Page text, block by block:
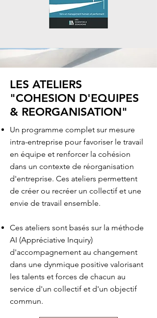
LES ATELIERS
"COHESION D'EQUIPES
& REORGANISATION"
Un programme complet sur mesure
intra-entreprise pour favoriser le travail
en équipe et renforcer la cohésion
dans un contexte de réorganisation
d'entreprise. Ces ateliers permettent
de créer ou recréer un collectif et une
envie de travail ensemble.
Ces ateliers sont basés sur la méthode
AI (Appréciative Inquiry)
d'accompagnement au changement
dans une dynmique positive valorisant
les talents et forces de chacun au
service d'un collectif et d'un objectif
commun.